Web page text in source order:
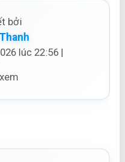
bởi
lúc 22:56 |